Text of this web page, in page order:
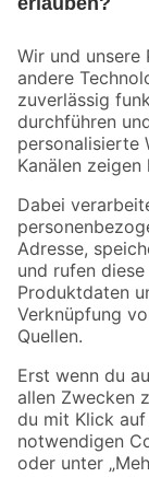
Der toom Newsletter:
Zur Newsletter
Folge uns
Zahlungsarten
Sicher einkaufen
Jetzt die toom-